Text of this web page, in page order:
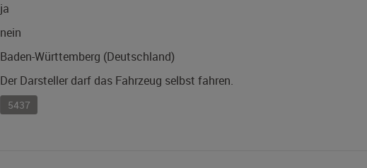
ja
nein
Baden-Württemberg (Deutschland)
Der Darsteller darf das Fahrzeug selbst fahren.
5437